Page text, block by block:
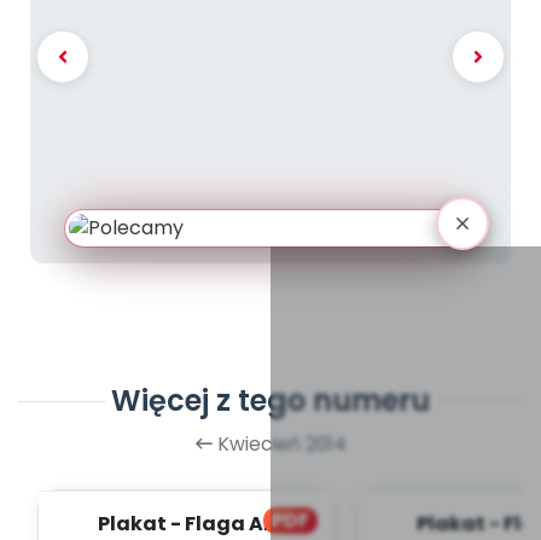
Więcej z tego numeru
Kwiecień 2014
PDF
Plakat - Flaga A2 Plakat -